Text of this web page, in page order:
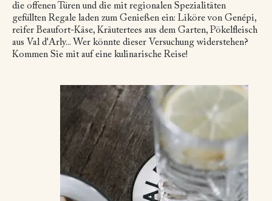
die offenen Türen und die mit regionalen Spezialitäten
gefüllten Regale laden zum Genießen ein: Liköre von Genépi,
reifer Beaufort-Käse, Kräutertees aus dem Garten, Pökelfleisch
aus Val d'Arly... Wer könnte dieser Versuchung widerstehen?
Kommen Sie mit auf eine kulinarische Reise!